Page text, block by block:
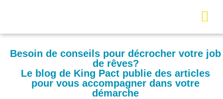
Besoin de conseils pour décrocher votre job
de rêves?
Le blog de King Pact publie des articles
pour vous accompagner dans votre
démarche